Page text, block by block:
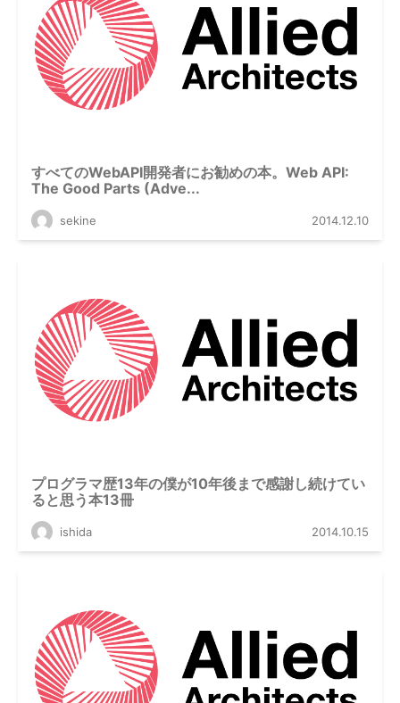
すべてのWebAPI開発者にお勧めの本。Web API:
The Good Parts (Adve...
sekine 2014.12.10
プログラマ歴13年の僕が10年後まで感謝し続けてい
ると思う本13冊
ishida 2014.10.15